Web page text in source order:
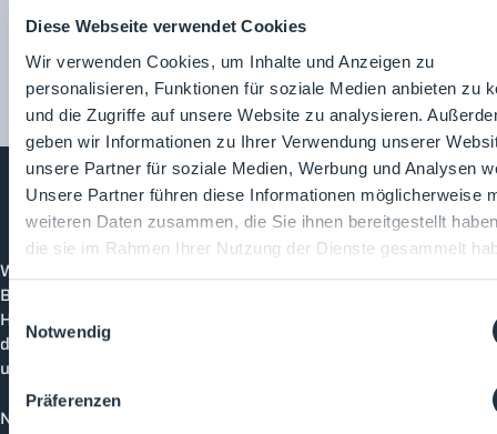
Diese Webseite verwendet Cookies
Wir verwenden Cookies, um Inhalte und Anzeigen zu
personalisieren, Funktionen für soziale Medien anbieten zu
und die Zugriffe auf unsere Website zu analysieren.
geben wir Informationen zu Ihrer Verwendung unserer
unsere Partner für soziale Medien, Werbung und Analysen
Unsere Partner führen diese Informationen möglicherweise
weiteren Daten zusammen, die Sie ihnen bereitgestellt
die sie im Rahmen Ihrer Nutzung der Dienste gesammelt
Notwendig
Präferenzen
CleanroomProcesses
Willkommen bei CleanroomProcesses, der
Branchenplattform für Reinraum und Prozesstechnik.
Hier bleibst du immer auf dem neuesten Stand, kannst
dich mit anderen verknüpfen und alle relevanten Themen
und Events der Branche entdecken.
News